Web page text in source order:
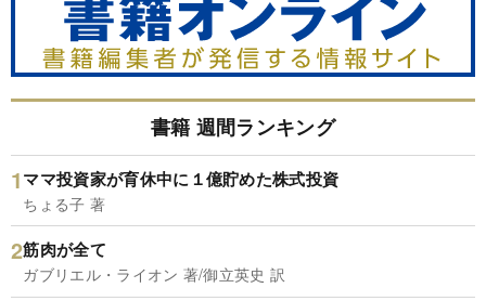
書籍 週間ランキング
ママ投資家が育休中に１億貯めた株式投資
ちょる子 著
筋肉が全て
ガブリエル・ライオン 著/御立英史 訳